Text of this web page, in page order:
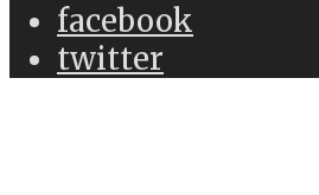
facebook
twitter